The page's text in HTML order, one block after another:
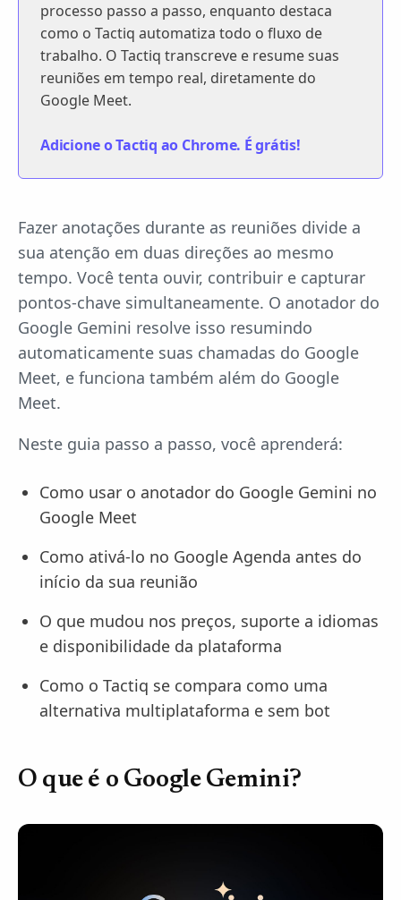
processo passo a passo, enquanto destaca
como o Tactiq automatiza todo o fluxo de
trabalho. O Tactiq transcreve e resume suas
reuniões em tempo real, diretamente do
Google Meet.
Adicione o Tactiq ao Chrome. É grátis!
Fazer anotações durante as reuniões divide a
sua atenção em duas direções ao mesmo
tempo. Você tenta ouvir, contribuir e capturar
pontos-chave simultaneamente. O anotador do
Google Gemini resolve isso resumindo
automaticamente suas chamadas do Google
Meet, e funciona também além do Google
Meet.
Neste guia passo a passo, você aprenderá:
Como usar o anotador do Google Gemini no
Google Meet
Como ativá-lo no Google Agenda antes do
início da sua reunião
O que mudou nos preços, suporte a idiomas
e disponibilidade da plataforma
Como o Tactiq se compara como uma
alternativa multiplataforma e sem bot
O que é o Google Gemini?